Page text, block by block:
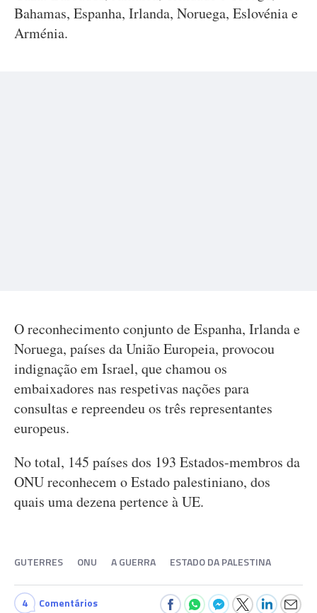
Bahamas, Espanha, Irlanda, Noruega, Eslovénia e
Arménia.
O reconhecimento conjunto de Espanha, Irlanda e
Noruega, países da União Europeia, provocou
indignação em Israel, que chamou os
embaixadores nas respetivas nações para
consultas e repreendeu os três representantes
europeus.
No total, 145 países dos 193 Estados-membros da
ONU reconhecem o Estado palestiniano, dos
quais uma dezena pertence à UE.
GUTERRES ONU A GUERRA ESTADO DA PALESTINA
4 Comentários